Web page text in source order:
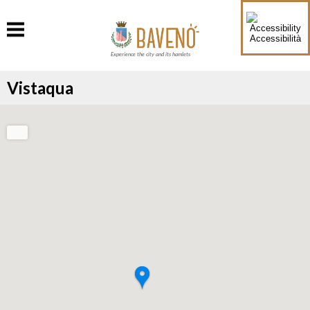
Accessibilità
Experience the city and its hamlets
Vistaqua